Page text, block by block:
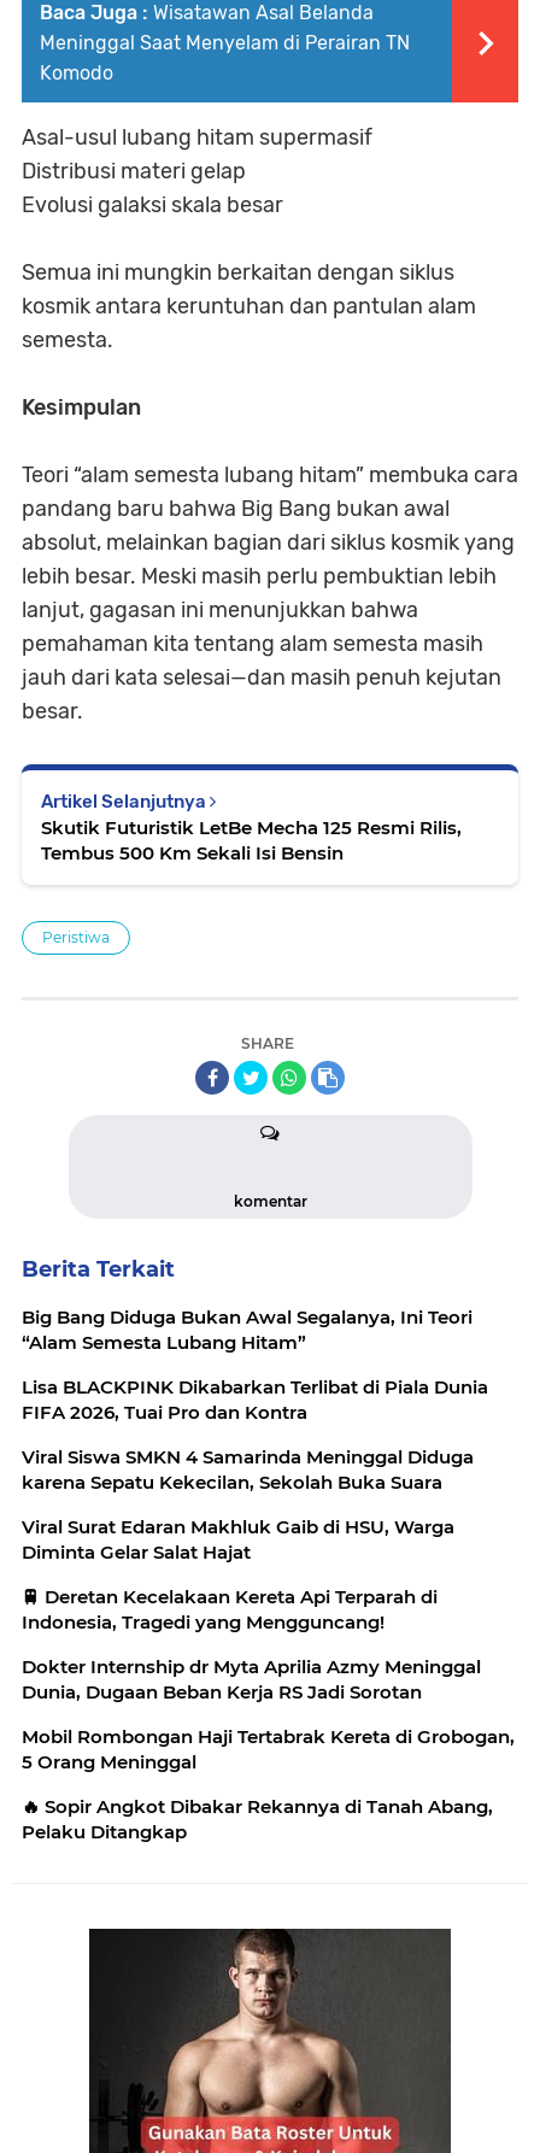
Baca Juga : Wisatawan Asal Belanda
Meninggal Saat Menyelam di Perairan TN
Komodo
Asal-usul lubang hitam supermasif
Distribusi materi gelap
Evolusi galaksi skala besar
Semua ini mungkin berkaitan dengan siklus
kosmik antara keruntuhan dan pantulan alam
semesta.
Kesimpulan
Teori “alam semesta lubang hitam” membuka cara
pandang baru bahwa Big Bang bukan awal
absolut, melainkan bagian dari siklus kosmik yang
lebih besar. Meski masih perlu pembuktian lebih
lanjut, gagasan ini menunjukkan bahwa
pemahaman kita tentang alam semesta masih
jauh dari kata selesai—dan masih penuh kejutan
besar.
Artikel Selanjutnya
Skutik Futuristik LetBe Mecha 125 Resmi Rilis,
Tembus 500 Km Sekali Isi Bensin
Peristiwa
SHARE
komentar
Berita Terkait
Big Bang Diduga Bukan Awal Segalanya, Ini Teori
“Alam Semesta Lubang Hitam”
Lisa BLACKPINK Dikabarkan Terlibat di Piala Dunia
FIFA 2026, Tuai Pro dan Kontra
Viral Siswa SMKN 4 Samarinda Meninggal Diduga
karena Sepatu Kekecilan, Sekolah Buka Suara
Viral Surat Edaran Makhluk Gaib di HSU, Warga
Diminta Gelar Salat Hajat
🚆 Deretan Kecelakaan Kereta Api Terparah di
Indonesia, Tragedi yang Mengguncang!
Dokter Internship dr Myta Aprilia Azmy Meninggal
Dunia, Dugaan Beban Kerja RS Jadi Sorotan
Mobil Rombongan Haji Tertabrak Kereta di Grobogan,
5 Orang Meninggal
🔥 Sopir Angkot Dibakar Rekannya di Tanah Abang,
Pelaku Ditangkap